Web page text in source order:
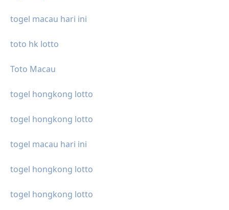
togel macau hari ini
toto hk lotto
Toto Macau
togel hongkong lotto
togel hongkong lotto
togel macau hari ini
togel hongkong lotto
togel hongkong lotto